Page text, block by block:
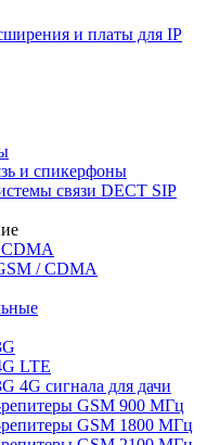
и платы для IP
и спикерфоны
связи DECT SIP
/ CDMA
LTE
4G сигнала для дачи
GSM 900 МГц
GSM 1800 МГц